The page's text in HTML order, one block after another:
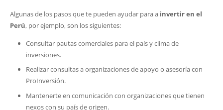
Algunas de los pasos que te pueden ayudar para a invertir en el
Perú, por ejemplo, son los siguientes:
Consultar pautas comerciales para el país y clima de
inversiones.
Realizar consultas a organizaciones de apoyo o asesoría con
ProInversión.
Mantenerte en comunicación con organizaciones que tienen
nexos con su país de origen.